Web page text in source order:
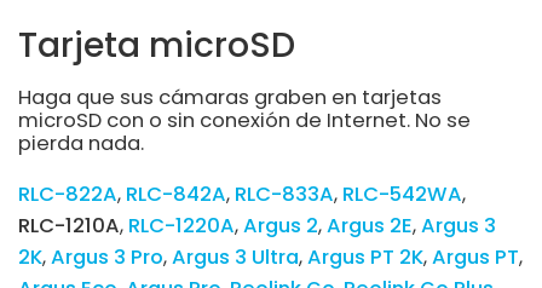
Tarjeta microSD
Haga que sus cámaras graben en tarjetas
microSD con o sin conexión de Internet. No se
pierda nada.
RLC-822A RLC-842A RLC-833A RLC-542WA
RLC-1210A RLC-1220A Argus 2 Argus 2E Argus 3
2K Argus 3 Pro Argus 3 Ultra Argus PT 2K Argus PT